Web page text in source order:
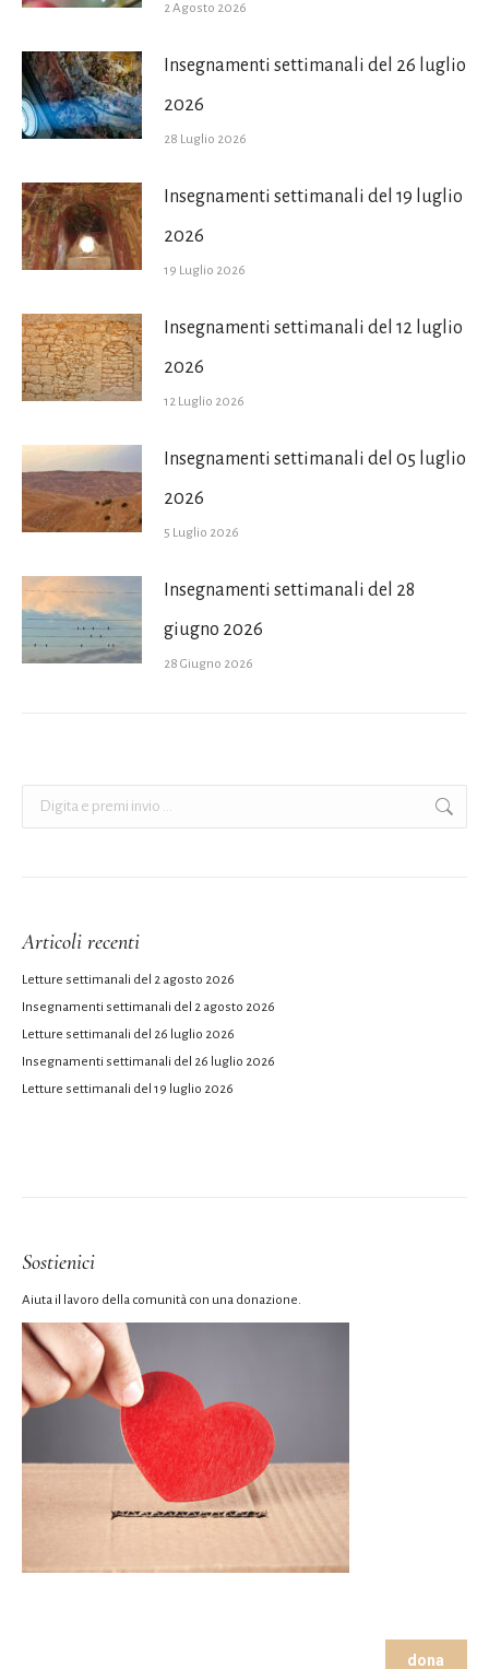
2 Agosto 2026
Insegnamenti settimanali del 26 luglio
2026
28 Luglio 2026
Insegnamenti settimanali del 19 luglio
2026
19 Luglio 2026
Insegnamenti settimanali del 12 luglio
2026
12 Luglio 2026
Insegnamenti settimanali del 05 luglio
2026
5 Luglio 2026
Insegnamenti settimanali del 28
giugno 2026
28 Giugno 2026
Articoli recenti
Letture settimanali del 2 agosto 2026
Insegnamenti settimanali del 2 agosto 2026
Letture settimanali del 26 luglio 2026
Insegnamenti settimanali del 26 luglio 2026
Letture settimanali del 19 luglio 2026
Sostienici
Aiuta il lavoro della comunità con una donazione.
dona